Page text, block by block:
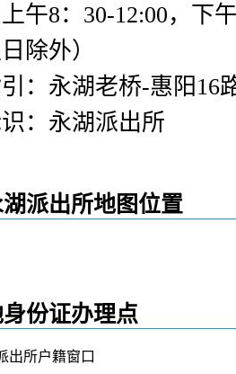
午8：30-12:00，下
除外）
：永湖老桥-惠阳16
：永湖派出所
派出所地图位置
份证办理点
出所户籍窗口